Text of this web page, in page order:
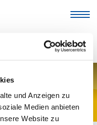
und Anzeigen zu
Medien anbieten
Website zu